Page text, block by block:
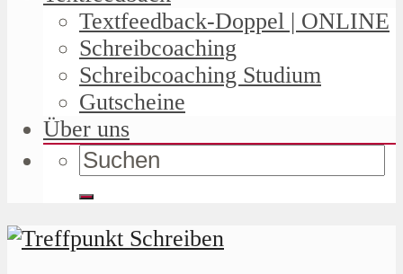
Textfeedback-Doppel | ONLINE
Schreibcoaching
Schreibcoaching Studium
Gutscheine
Über uns